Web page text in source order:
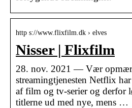
http s://www.flixfilm.dk › elves
Nisser | Flixfilm
28. nov. 2021 — Vær
streamingtjenesten Netflix
af film og tv-serier og derfor
titlerne ud med nye, mens …